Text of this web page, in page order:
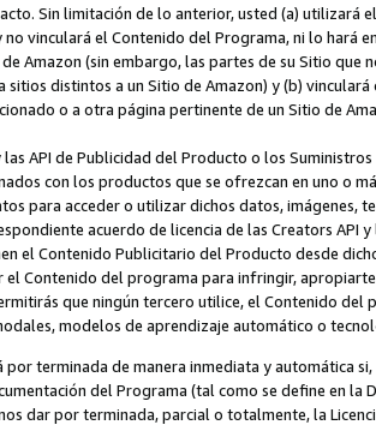
Sin limitación de lo anterior, usted (a) utilizará
no vinculará el Contenido del Programa, ni lo hará
Amazon (sin embargo, las partes de su Sitio
sitios distintos a un Sitio de Amazon) y (b)
o a otra página pertinente de un Sitio de
las API de Publicidad del Producto o los
con los productos que se ofrezcan en uno o
para acceder o utilizar dichos datos,
acuerdo de licencia de las Creators API
el Contenido Publicitario del Producto desde
el Contenido del programa para infringir,
que ningún tercero utilice, el Contenido
modelos de aprendizaje automático o
por terminada de manera inmediata y automática
del Programa (tal como se define en la
dar por terminada, parcial o totalmente, la